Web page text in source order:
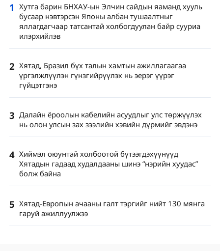
1 Хутга барин БНХАУ-ын Элчин сайдын яаманд хууль
бусаар нэвтэрсэн Японы албан тушаалтныг
яллагдагчаар татсантай холбогдуулан байр сууриа
илэрхийлэв
2 Хятад, Бразил бүх талын хамтын ажиллагаагаа
үргэлжлүүлэн гүнзгийрүүлэх нь эерэг үүрэг
гүйцэтгэнэ
3 Далайн ёроолын кабелийн асуудлыг улс төржүүлэх
нь олон улсын зах зээлийн хэвийн дүрмийг эвдэнэ
4 Хиймэл оюунтай холбоотой бүтээгдэхүүнүүд
Хятадын гадаад худалдааны шинэ “нэрийн хуудас”
болж байна
5 Хятад-Европын ачааны галт тэргийг нийт 130 мянга
гаруй ажиллуулжээ